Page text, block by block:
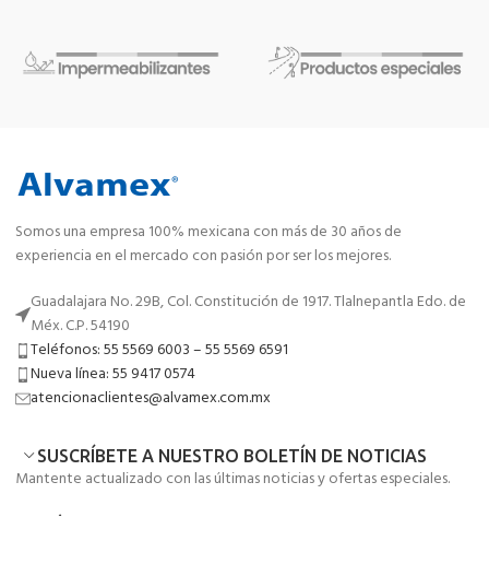
Somos una empresa 100% mexicana con más de 30 años de
experiencia en el mercado con pasión por ser los mejores.
Guadalajara No. 29B, Col. Constitución de 1917. Tlalnepantla Edo. de
Méx. C.P. 54190
Teléfonos: 55 5569 6003 – 55 5569 6591
Nueva línea: 55 9417 0574
atencionaclientes@alvamex.com.mx
SUSCRÍBETE A NUESTRO BOLETÍN DE NOTICIAS
Mantente actualizado con las últimas noticias y ofertas especiales.